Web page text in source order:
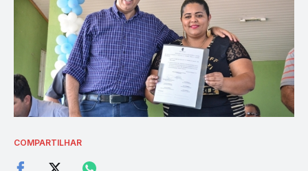
COMPARTILHAR